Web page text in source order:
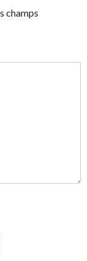
champs